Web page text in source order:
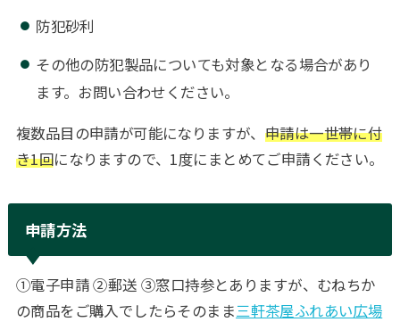
防犯砂利
その他の防犯製品についても対象となる場合があり
ます。お問い合わせください。
複数品目の申請が可能になりますが、 申請は一世帯に付
き1回になりますので、1度にまとめてご申請ください。
申請方法
①電子申請 ②郵送 ③窓口持参とありますが、むねちか
の商品をご購入でしたらそのまま三軒茶屋ふれあい広場